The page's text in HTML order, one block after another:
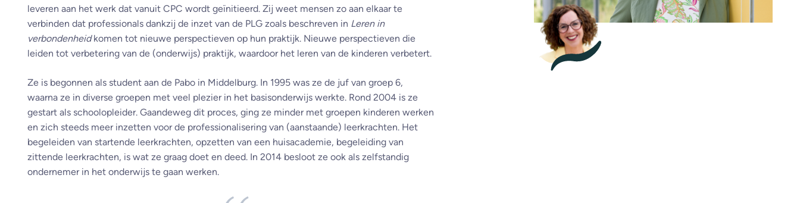
leveren aan het werk dat vanuit CPC wordt geïnitieerd. Zij weet mensen zo aan elkaar te
verbinden dat professionals dankzij de inzet van de PLG zoals beschreven in Leren in
verbondenheidkomen tot nieuwe perspectieven op hun praktijk. Nieuwe perspectieven die
leiden tot verbetering van de (onderwijs) praktijk, waardoor het leren van de kinderen verbetert.
Ze is begonnen als student aan de Pabo in Middelburg. In 1995 was ze de juf van groep 6,
waarna ze in diverse groepen met veel plezier in het basisonderwijs werkte. Rond 2004 is ze
gestart als schoolopleider. Gaandeweg dit proces, ging ze minder met groepen kinderen werken
en zich steeds meer inzetten voor de professionalisering van (aanstaande) leerkrachten. Het
begeleiden van startende leerkrachten, opzetten van een huisacademie, begeleiding van
zittende leerkrachten, is wat ze graag doet en deed. In 2014 besloot ze ook als zelfstandig
ondernemer in het onderwijs te gaan werken.